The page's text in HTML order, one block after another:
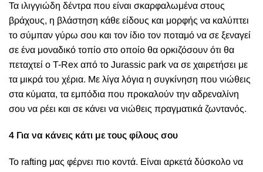
Τα ιλιγγιώδη δέντρα που είναι σκαρφαλωμένα στους
βράχους, η βλάστηση κάθε είδους και μορφής να καλύπτει
το σύμπαν γύρω σου και τον ίδιο τον ποταμό να σε ξεναγεί
σε ένα μοναδικό τοπίο στο οποίο θα ορκιζόσουν ότι θα
πεταχτεί ο T-Rex από το Jurassic park να σε χαιρετήσει με
τα μικρά του χέρια. Με λίγα λόγια η συγκίνηση που νιώθεις
στα κύματα, τα εμπόδια που προκαλούν την αδρεναλίνη
σου να ρέει και σε κάνει να νιώθεις πραγματικά ζωντανός.
4 Για να κάνεις κάτι με τους φίλους σου
Το rafting μας φέρνει πιο κοντά. Είναι αρκετά δύσκολο να